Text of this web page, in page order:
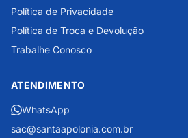
Política de Privacidade
Política de Troca e Devolução
Trabalhe Conosco
ATENDIMENTO
WhatsApp
sac@santaapolonia.com.br